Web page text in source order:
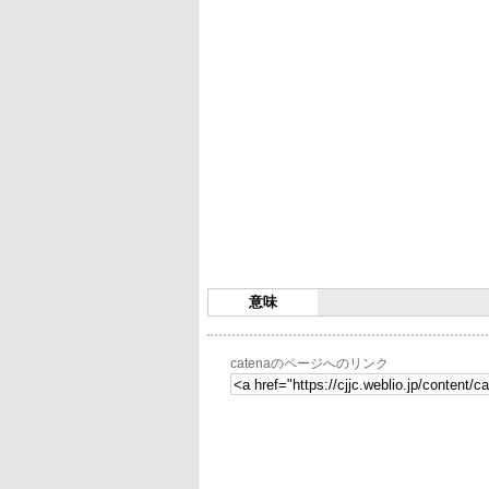
意味
catenaのページへのリンク